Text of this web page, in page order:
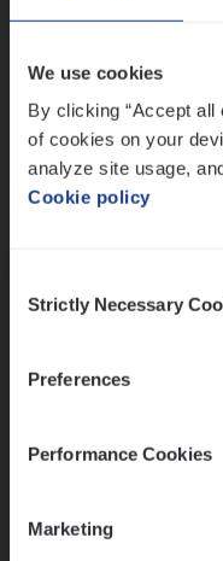
We use cookies
By clicking “Accept all
of cookies on your
analyze site usage,
Cookie policy
Selection
Strictly Necessary
Preferences
Performance Cookies
Marketing